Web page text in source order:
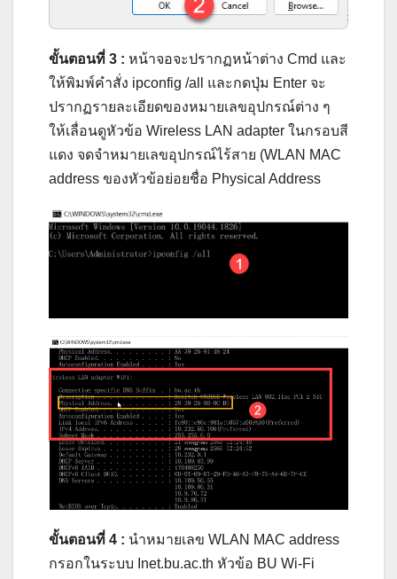
ขั้นตอนที่ 3 : หน้าจอจะปรากฏหน้าต่าง Cmd และ
ให้พิมพ์คำสั่ง ipconfig /all และกดปุ่ม Enter จะ
ปรากฏรายละเอียดของหมายเลขอุปกรณ์ต่าง ๆ
ให้เลื่อนดูหัวข้อ Wireless LAN adapter ในกรอบสี
แดง จดจำหมายเลขอุปกรณ์ไร้สาย (WLAN MAC
address ของหัวข้อย่อยชื่อ Physical Address
ขั้นตอนที่ 4 : นำหมายเลข WLAN MAC address
กรอกในระบบ Inet.bu.ac.th หัวข้อ BU Wi-Fi